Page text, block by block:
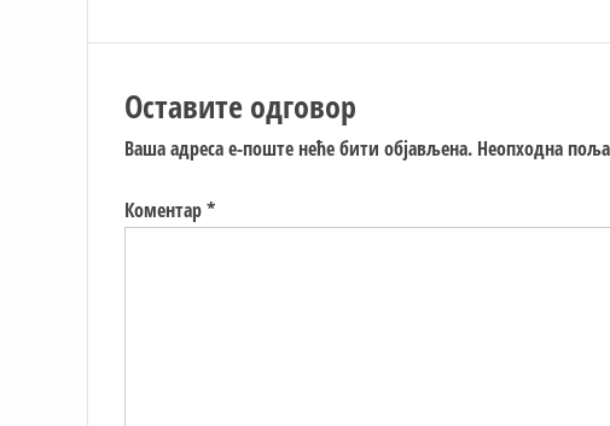
Оставите одговор
Ваша адреса е-поште неће бити објављена. Неопходна
Коментар*